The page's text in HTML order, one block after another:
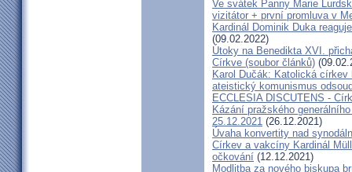
Ve svátek Panny Marie
vizitátor + první promluva v
Kardinál Dominik Duka
(09.02.2022)
Útoky na Benedikta XVI.
Církve (soubor článků)
Karol Dučák: Katolická církev
ateistický komunismus
ECCLESIA DISCUTENS -
Kázání pražského
25.12.2021 (26.12.2021)
Úvaha konvertity nad
Církev a vakcíny Kardinál
očkování (12.12.2021)
Modlitba za nového biskupa